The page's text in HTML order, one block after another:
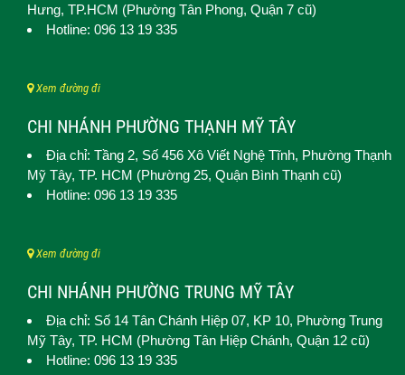
Hưng, TP.HCM (Phường Tân Phong, Quận 7 cũ)
Hotline: 096 13 19 335
Xem đường đi
CHI NHÁNH PHƯỜNG THẠNH MỸ TÂY
Địa chỉ: Tầng 2, Số 456 Xô Viết Nghệ Tĩnh, Phường Thạnh
Mỹ Tây, TP. HCM (Phường 25, Quận Bình Thạnh cũ)
Hotline: 096 13 19 335
Xem đường đi
CHI NHÁNH PHƯỜNG TRUNG MỸ TÂY
Địa chỉ: Số 14 Tân Chánh Hiệp 07, KP 10, Phường Trung
Mỹ Tây, TP. HCM (Phường Tân Hiệp Chánh, Quận 12 cũ)
Hotline: 096 13 19 335